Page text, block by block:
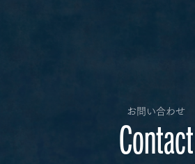
お問い合わせ
Contact